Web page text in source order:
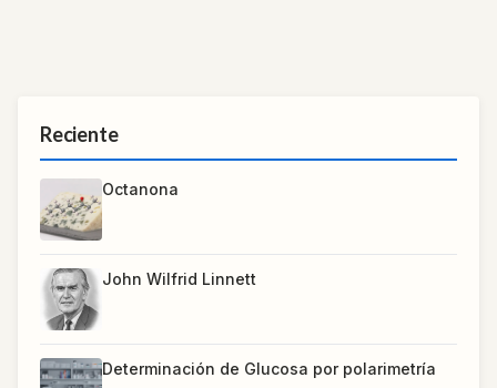
Reciente
Octanona
John Wilfrid Linnett
Determinación de Glucosa por polarimetría